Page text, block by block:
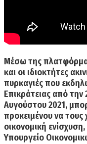
Μέσω της
και οι ιδιοκτήτες
πυρκαγιές που
Επικράτειας από την
Αυγούστου 2021,
προκειμένου να
οικονομική
Υπουργείο